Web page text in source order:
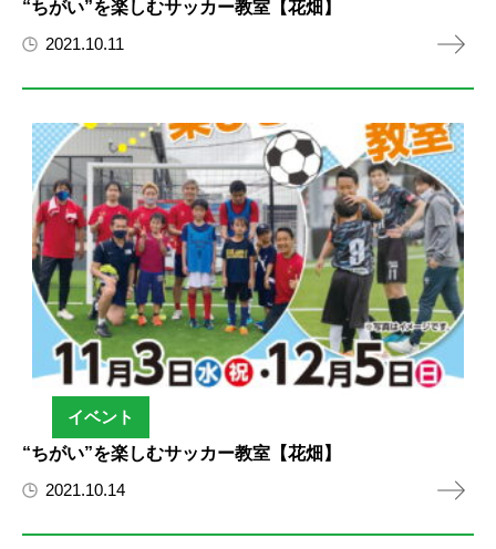
“ちがい”を楽しむサッカー教室【花畑】
2021.10.11
イベント
“ちがい”を楽しむサッカー教室【花畑】
2021.10.14